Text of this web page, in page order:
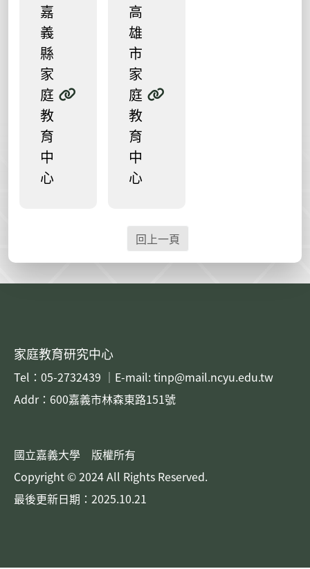
嘉
義
縣
家
庭
教
育
中
心
高
雄
市
家
庭
教
育
中
心
回上一頁
家庭教育研究中心
Tel：05-2732439 ｜E-mail: tinp@mail.ncyu.edu.tw
Addr：600嘉義市林森東路151號
國立嘉義大學 版權所有
Copyright © 2024 All Rights Reserved.
最後更新日期：2025.10.21